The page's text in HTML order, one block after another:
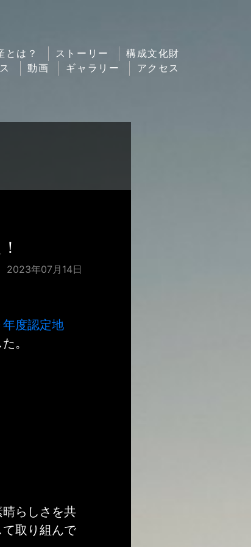
とは？ ストーリー
構成文化財
動画 ギャラリー アクセス
2023年07月14日
年度認定地
。
らしさを共
取り組んで